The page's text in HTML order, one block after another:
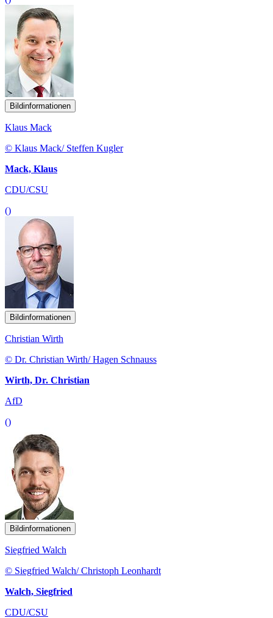
Bildinformationen
Klaus Mack
© Klaus Mack/ Steffen Kugler
Mack, Klaus
CDU/CSU
()
Bildinformationen
Christian Wirth
© Dr. Christian Wirth/ Hagen Schnauss
Wirth, Dr. Christian
AfD
()
Bildinformationen
Siegfried Walch
© Siegfried Walch/ Christoph Leonhardt
Walch, Siegfried
CDU/CSU